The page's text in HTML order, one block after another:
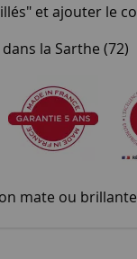
et ajouter le
la Sarthe (72)
mate ou